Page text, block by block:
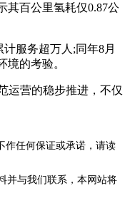
其百公里氢耗仅0.87公
服务超万人;同年8月
的考验。
运营的稳步推进，不仅
作任何保证或承诺，请读
并与我们联系，本网站将